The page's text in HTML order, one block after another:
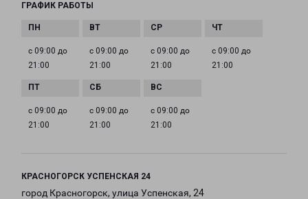
ГРАФИК РАБОТЫ
с 09:00 до
21:00
с 09:00 до
21:00
с 09:00 до
21:00
с 09:00 до
21:00
с 09:00 до
21:00
с 09:00 до
21:00
с 09:00 до
21:00
КРАСНОГОРСК УСПЕНСКАЯ 24
город Красногорск, улица Успенская, 24